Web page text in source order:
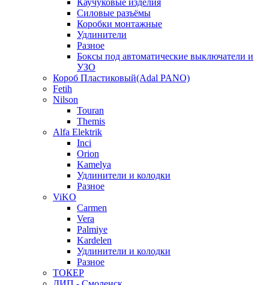
Каучуковые изделия
Силовые разъёмы
Коробки монтажные
Удлинители
Разное
Боксы под автоматические выключатели и
УЗО
Короб Пластиковый(Adal PANO)
Fetih
Nilson
Touran
Themis
Alfa Elektrik
Inci
Orion
Kamelya
Удлинители и колодки
Разное
ViKO
Carmen
Vera
Palmiye
Kardelen
Удлинители и колодки
Разное
ТОКЕР